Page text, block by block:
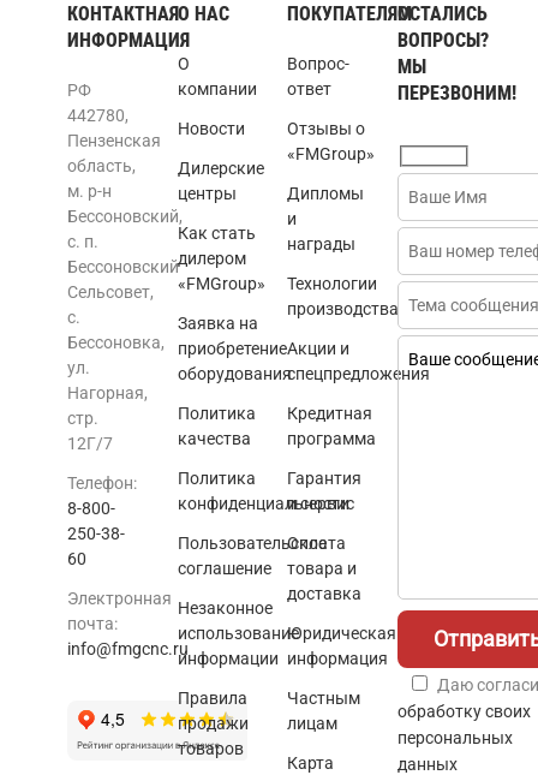
КОНТАКТНАЯ
ИНФОРМАЦИЯ
РФ
442780,
Пензенская
область,
м. р-н
Бессоновский,
с. п.
Бессоновский
Сельсовет,
с.
Бессоновка,
ул.
Нагорная,
стр.
12Г/7
Телефон:
8-800-
250-38-
60
Электронная
почта:
info@fmgcnc.ru
О НАС
О
компании
Новости
Дилерские
центры
Как стать
дилером
«FMGroup»
Заявка на
приобретение
оборудования
Политика
качества
Политика
конфиденциальности
Пользовательское
соглашение
Незаконное
использование
информации
Правила
продажи
товаров
ПОКУПАТЕЛЯМ
Вопрос-
ответ
Отзывы о
«FMGroup»
Дипломы
и
награды
Технологии
производства
Акции и
спецпредложения
Кредитная
программа
Гарантия
и сервис
Оплата
товара и
доставка
Юридическая
информация
Частным
лицам
Карта
ОСТАЛИСЬ
ВОПРОСЫ?
МЫ
ПЕРЕЗВОНИМ!
Даю
обработку своих
персональных
данных